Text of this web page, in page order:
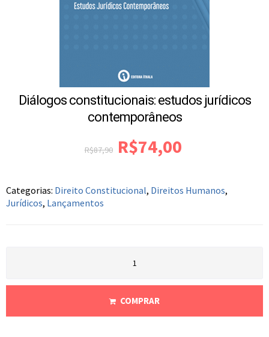
Diálogos constitucionais: estudos jurídicos
contemporâneos
R$87,90 R$74,00
Categorias: Direito Constitucional, Direitos Humanos,
Jurídicos, Lançamentos
COMPRAR